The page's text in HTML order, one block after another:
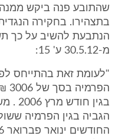
שהתובע פנה ביקש ממנה
בתצהירו. בחקירה
הנתבעת להשיב על כך
מ-30.5.12 ע' 15:
"לעומת זאת בהתייחס
בגין